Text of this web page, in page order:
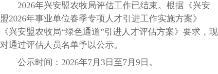
2026年兴安盟农牧局评估工作已结束。根据《兴安
盟2026年事业单位春季专项人才引进工作实施方案》
《兴安盟农牧局“绿色通道”引进人才评估方案》要求，现
对通过评估人员名单予以公示。
公示时间：2026年7月3日至7月9日。